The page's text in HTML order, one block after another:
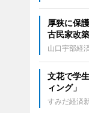
厚狭に保
古民家改
山口宇部経
文花で学
ィング」
すみだ経済